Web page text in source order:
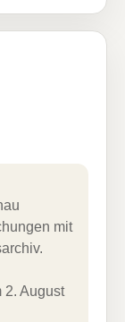
mit
2. August